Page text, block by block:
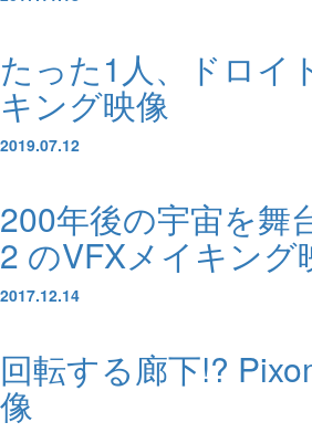
たった1人、ドロイ
キング映像
2019.07.12
200年後の宇宙を舞
2 のVFXメイキング
2017.12.14
回転する廊下!?
像